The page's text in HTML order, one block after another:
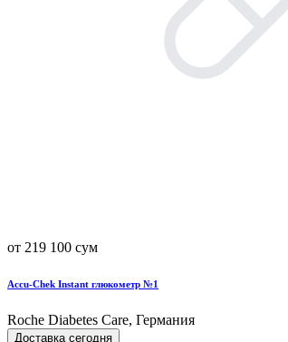
от 219 100 сум
Accu-Chek Instant глюкометр №1
Roche Diabetes Care, Германия
Доставка сегодня